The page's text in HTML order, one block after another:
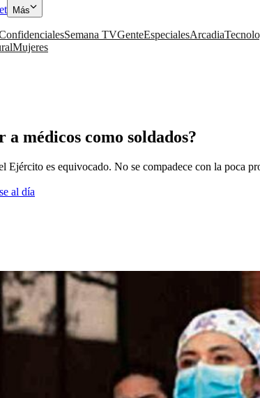
Más
Semana TVGenteEspecialesArcadia
Mujeres
médicos como soldados?
es equivocado. No se compadece con la poca
al día